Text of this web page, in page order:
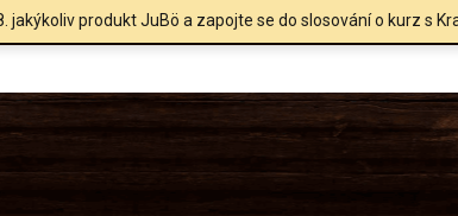
produkt JuBö a zapojte se do slosování o kurz s